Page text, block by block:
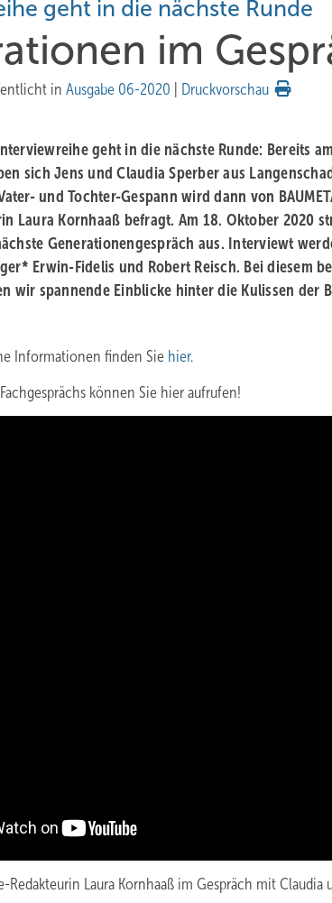
geht in die nächste Runde
im
in Ausgabe 06-2020 Druckvorschau
geht in die nächste Runde: Bereits
sich Jens und Claudia Sperber aus
und Tochter-Gespann wird dann von
Laura Kornhaaß befragt. Am 18. Oktober 2020
Generationengespräch aus. Interviewt
Erwin-Fidelis und Robert Reisch. Bei diesem
wir spannende Einblicke hinter die Kulissen der
Informationen finden Sie hier.
können Sie hier aufrufen!
Redakteurin Laura Kornhaaß im Gespräch mit Claudia